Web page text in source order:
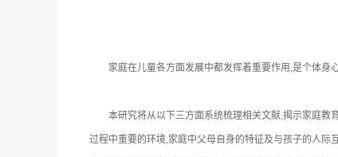
家庭在儿童各方面发展中都发挥着重要作用,是个体身心
本研究将从以下三方面系统梳理相关文献,揭示家庭教育
过程中重要的环境,家庭中父母自身的特征及与孩子的人